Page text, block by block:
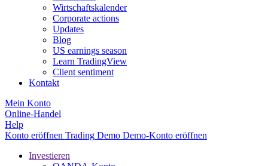
Wirtschaftskalender
Corporate actions
Updates
Blog
US earnings season
Learn TradingView
Client sentiment
Kontakt
Mein Konto
Online-Handel
Help
Konto eröffnen Trading Demo Demo-Konto eröffnen
Investieren